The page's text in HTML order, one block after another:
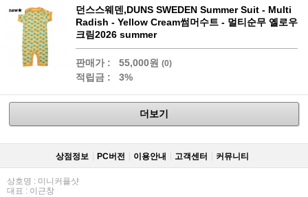
던스스웨덴,DUNS SWEDEN Summer Suit - Multi
Radish - Yellow Cream썸머수트 - 멀티순무 옐로우
크림2026 summer
판매가 : 55,000원 (0)
적립금 : 3%
더보기
상점정보 PC버전 이용안내 고객센터 커뮤니티
상호명 : 미니커플샷
대표 : 이근창